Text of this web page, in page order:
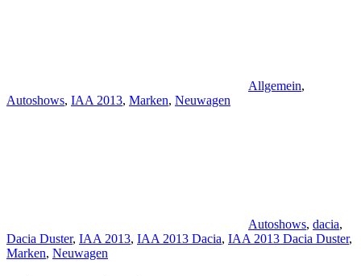
Allgemein,
Autoshows, IAA 2013, Marken, Neuwagen
Autoshows, dacia,
Dacia Duster, IAA 2013, IAA 2013 Dacia, IAA 2013 Dacia Duster,
Marken, Neuwagen